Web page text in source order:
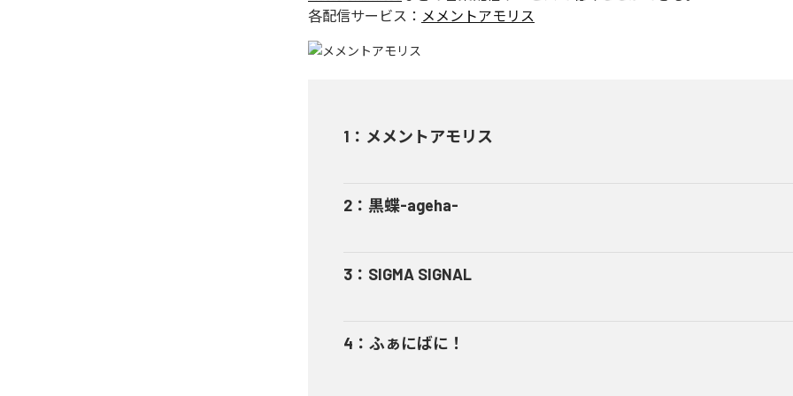
各配信サービス： メメントアモリス
1 ： メメントアモリス
2 ： 黒蝶-ageha-
3 ： SIGMA SIGNAL
4 ： ふぁにばに！